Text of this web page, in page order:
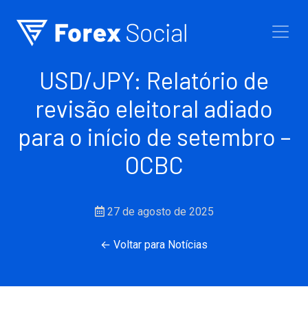
USD/JPY: Relatório de
revisão eleitoral adiado
para o início de setembro –
OCBC
27 de agosto de 2025
← Voltar para Notícias